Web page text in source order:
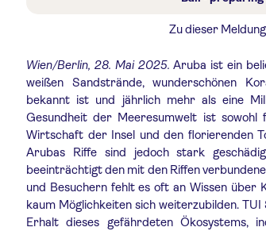
Zu dieser
Wien/Berlin, 28. Mai 2025. Aruba ist ein
weißen Sandstrände, wunderschönen
bekannt ist und jährlich mehr als eine
Gesundheit der Meeresumwelt ist
Wirtschaft der Insel und den florierenden
Arubas Riffe sind jedoch stark
beeinträchtigt den mit den Riffen
und Besuchern fehlt es oft an Wissen über
kaum Möglichkeiten sich weiterzubilden.
Erhalt dieses gefährdeten Ökosystems,